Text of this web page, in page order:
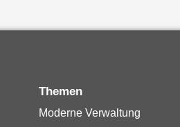
Themen
Moderne Verwaltung